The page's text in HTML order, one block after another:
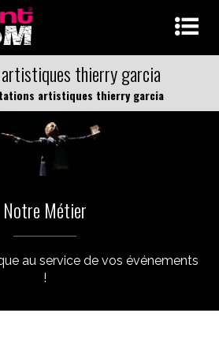
thierry garcia
artistiques thierry garcia
Notre Métier
au service de vos événements
!